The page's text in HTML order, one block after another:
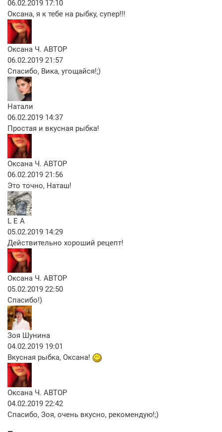
06.02.2019 17:10
Оксана, я к тебе на рыбку, супер!!!
Оксана Ч. АВТОР
06.02.2019 21:57
Спасибо, Вика, угощайся!;)
Натали
06.02.2019 14:37
Простая и вкусная рыбка!
Оксана Ч. АВТОР
06.02.2019 21:56
Это точно, Наташ!
L E A
05.02.2019 14:29
Действительно хороший рецепт!
Оксана Ч. АВТОР
05.02.2019 22:50
Спасибо!)
Зоя Шунина
04.02.2019 19:01
Вкусная рыбка, Оксана!
Оксана Ч. АВТОР
04.02.2019 22:42
Спасибо, Зоя, очень вкусно, рекомендую!;)